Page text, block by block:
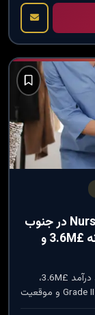
فرصت خرید Nursing & Residential Home در جنوب
غرب انگلستان | ثبت 60 نفر | درآمد سالانه £3.6M و
مرکز مراقبتی و پرستاری با ظرفیت ثبت‌شده 60 نفر، درآمد £3.6M،
سود عملیاتی تقریبی £900K، ساختمان‌های بخشی Grade II و موقعیت